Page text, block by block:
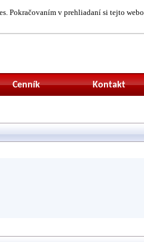
Pokračovaním v prehliadaní si tejto
Kontakt
Cenník